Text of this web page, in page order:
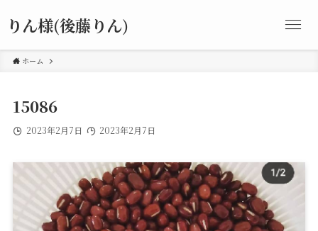
りん様(後藤りん)
ホーム
15086
2023年2月7日 2023年2月7日